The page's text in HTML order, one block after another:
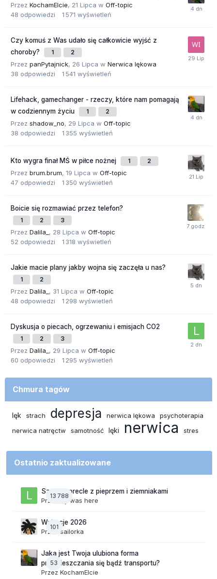
Przez KochamElcie, 21 Lipca w Off-topic
48 odpowiedzi 1 571 wyświetleń
Czy komuś z Was udało się całkowicie wyjść z
choroby?
1 2
Przez panPytajnick, 26 Lipca w Nerwica lękowa
38 odpowiedzi 1 541 wyświetleń
Lifehack, gamechanger - rzeczy, które nam pomagają
w codziennym życiu
1 2
Przez shadow_no, 29 Lipca w Off-topic
38 odpowiedzi 1 355 wyświetleń
Kto wygra finał MŚ w piłce nożnej 1 2
Przez brum.brum, 19 Lipca w Off-topic
47 odpowiedzi 1 350 wyświetleń
Boicie się rozmawiać przez telefon?
1 2 3
Przez Dalila_ , 28 Lipca w Off-topic
52 odpowiedzi 1 318 wyświetleń
Jakie macie plany jakby wojna się zaczęła u nas?
1 2
Przez Dalila_ , 31 Lipca w Off-topic
48 odpowiedzi 1 298 wyświetleń
Dyskusja o piecach, ogrzewaniu i emisjach CO2
1 2 3
Przez Dalila_ , 29 Lipca w Off-topic
60 odpowiedzi 1 295 wyświetleń
Chmura tagów
lęk strach depresja nerwica lękowa
psychoterapia
nerwica natręctw
samotność lęki nerwica stres
Ostatnio zaktualizowane
13 788
Szalone precle z pieprzem i ziemniakami
Przez lily was here
101
Wakacje 2026
Przez sailorka
53
Jaka jest Twoja ulubiona forma
przemieszczania się bądź transportu?
Przez KochamElcie